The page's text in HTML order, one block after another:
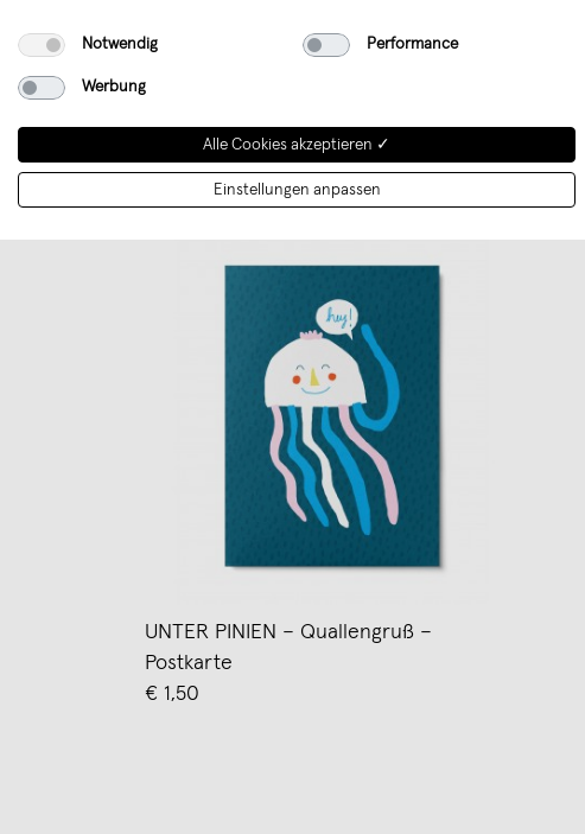
Muster,
UNTER PINIEN – Quallengruß –
Postkarte
€ 1,50
Notwendig Performance
Werbung
Alle Cookies akzeptieren ✓
Einstellungen anpassen